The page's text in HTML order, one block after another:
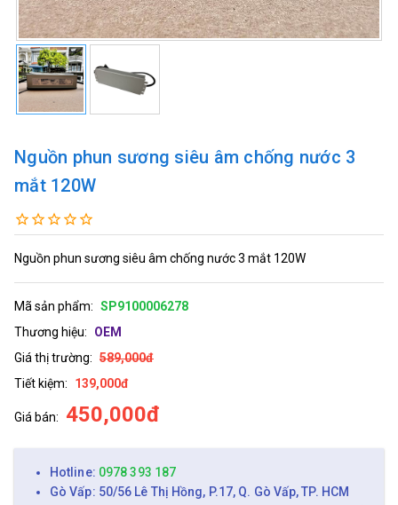
Nguồn phun sương siêu âm chống nước 3
mắt 120W
Nguồn phun sương siêu âm chống nước 3 mắt 120W
Mã sản phẩm: SP9100006278
Thương hiệu:
OEM
Giá thị trường: 589,000đ
Tiết kiệm:
139,000đ
Giá bán: 450,000đ
Hotline: 0978 393 187
Gò Vấp: 50/56 Lê Thị Hồng, P.17, Q. Gò Vấp, TP. HCM